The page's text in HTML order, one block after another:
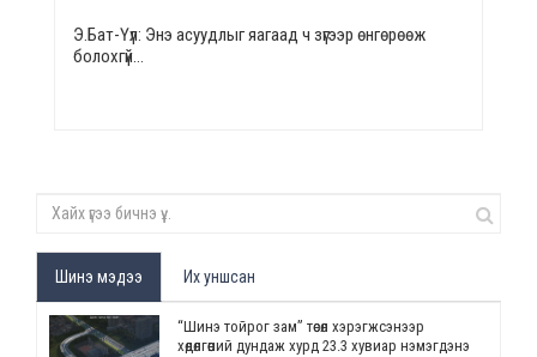
Э.Бат-Үүл: Энэ асуудлыг яагаад ч зүгээр өнгөрөөж
болохгүй…
Шинэ мэдээ Их уншсан
“Шинэ тойрог зам” төсөл хэрэгжсэнээр
хөдөлгөөний дундаж хурд 23.3 хувиар нэмэгдэнэ